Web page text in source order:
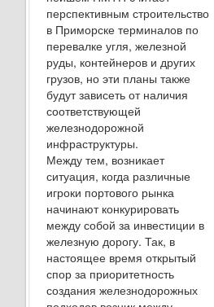
перспективным строитель­ство
в Приморске терминалов по
перевалке угля, железной
руды, контейнеров и других
грузов, но эти планы также
будут зависеть от наличия
соот­ветствующей
железнодорожной
инфраструктуры.
Между тем, возникает
ситуация, когда раз­личные
игроки портового рынка
начинают конкурировать
между собой за инвестиции в
желез­ную дорогу. Так, в
настоящее время открытый
спор за приоритетность
создания железнодо­рожных